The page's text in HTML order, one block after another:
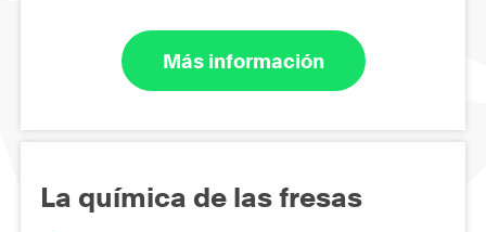
Más información
La química de las fresas